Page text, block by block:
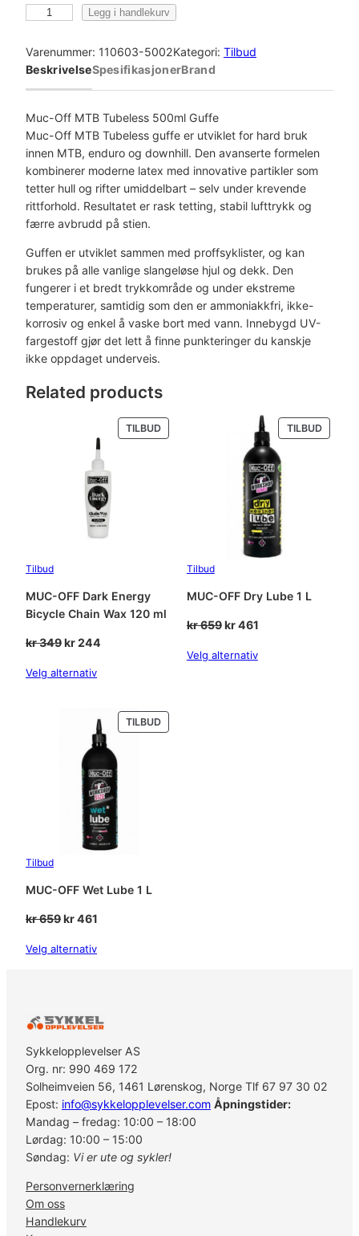
r
i
s
v
a
r
:
k
r
2
9
.
s
e
r
:
k
r
2
0
9
.
C
-
F
M
U
C
-
O
F
M
T
B
T
u
b
e
e
5
0
0
l
0
Legg i handlekurv
Varenummer: 110603-5002Kategori: Tilbud
BeskrivelseSpesifikasjonerBrand
Muc-Off MTB Tubeless 500ml Guffe
Muc-Off MTB Tubeless guffe er utviklet for hard bruk
innen MTB, enduro og downhill. Den avanserte formelen
kombinerer moderne latex med innovative partikler som
tetter hull og rifter umiddelbart – selv under krevende
rittforhold. Resultatet er rask tetting, stabil lufttrykk og
færre avbrudd på stien.
Guffen er utviklet sammen med proffsyklister, og kan
brukes på alle vanlige slangeløse hjul og dekk. Den
fungerer i et bredt trykkområde og under ekstreme
temperaturer, samtidig som den er ammoniakkfri, ikke-
korrosiv og enkel å vaske bort med vann. Innebygd UV-
fargestoff gjør det lett å finne punkteringer du kanskje
ikke oppdaget underveis.
Related products
TILBUDPRODUKT
PÅ
Tilbud
MUC-OFF Dark Energy
Bicycle Chain Wax 120 ml
kr349Opprinnelig
var:
kr244
Velg alternativ
TILBUD
PÅ
Tilbud
MUC-OFF Dry Lube 1 L
kr659Opprinnelig
var:
kr461Nåværende
er:
Velg alternativ
TILBUDPRODUKT
PÅ
Tilbud
MUC-OFF Wet Lube 1 L
kr659Opprinnelig
var:
kr461
Velg alternativ
Sykkelopplevelser AS
Org. nr: 990 469 172
Solheimveien 56, 1461 Lørenskog, Norge Tlf 67 97 30 02
Epost: info@sykkelopplevelser.com Åpningstider:
Mandag – fredag: 10:00 – 18:00
Lørdag: 10:00 – 15:00
Søndag: Vi er ute og sykler!
Personvernerklæring
Om oss
Handlekurv